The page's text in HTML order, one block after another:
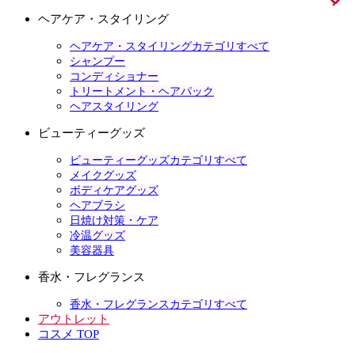
ヘアケア・スタイリング
ヘアケア・スタイリングカテゴリすべて
シャンプー
コンディショナー
トリートメント・ヘアパック
ヘアスタイリング
ビューティーグッズ
ビューティーグッズカテゴリすべて
メイクグッズ
ボディケアグッズ
ヘアブラシ
日焼け対策・ケア
冷温グッズ
美容器具
香水・フレグランス
香水・フレグランスカテゴリすべて
アウトレット
コスメ TOP